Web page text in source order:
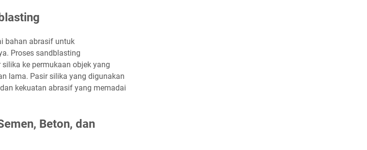
bahan abrasif untuk
Proses sandblasting
ke permukaan objek yang
lama. Pasir silika yang digunakan
kekuatan abrasif yang memadai
Beton, dan